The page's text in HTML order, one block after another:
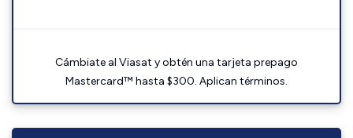
Cámbiate al Viasat y obtén una tarjeta prepago
Mastercard™ hasta $300. Aplican términos.